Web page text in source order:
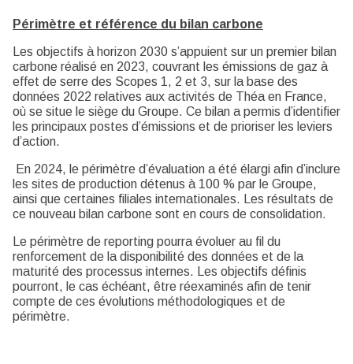
Périmètre et référence du bilan carbone
Les objectifs à horizon 2030 s’appuient sur un premier bilan
carbone réalisé en 2023, couvrant les émissions de gaz à
effet de serre des Scopes 1, 2 et 3, sur la base des
données 2022 relatives aux activités de Théa en France,
où se situe le siège du Groupe. Ce bilan a permis d’identifier
les principaux postes d’émissions et de prioriser les leviers
d’action.
En 2024, le périmètre d’évaluation a été élargi afin d’inclure
les sites de production détenus à 100 % par le Groupe,
ainsi que certaines filiales internationales. Les résultats de
ce nouveau bilan carbone sont en cours de consolidation.
Le périmètre de reporting pourra évoluer au fil du
renforcement de la disponibilité des données et de la
maturité des processus internes. Les objectifs définis
pourront, le cas échéant, être réexaminés afin de tenir
compte de ces évolutions méthodologiques et de
périmètre.